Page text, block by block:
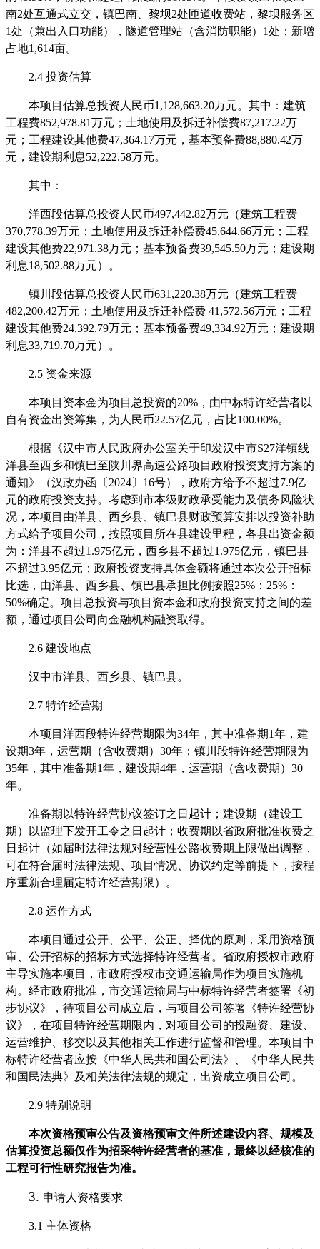
南2处互通式立交，镇巴南、黎坝2处匝道收费站，黎坝服务区
1处（兼出入口功能），隧道管理站（含消防职能）1处；新增
占地1,614亩。
2.4 投资估算
本项目估算总投资人民币1,128,663.20万元。其中：建筑
工程费852,978.81万元；土地使用及拆迁补偿费87,217.22万
元；工程建设其他费47,364.17万元，基本预备费88,880.42万
元，建设期利息52,222.58万元。
其中：
洋西段估算总投资人民币497,442.82万元（建筑工程费
370,778.39万元；土地使用及拆迁补偿费45,644.66万元；工程
建设其他费22,971.38万元；基本预备费39,545.50万元；建设期
利息18,502.88万元）。
镇川段估算总投资人民币631,220.38万元（建筑工程费
482,200.42万元；土地使用及拆迁补偿费 41,572.56万元；工程
建设其他费24,392.79万元；基本预备费49,334.92万元；建设期
利息33,719.70万元）。
2.5 资金来源
本项目资本金为项目总投资的20%，由中标特许经营者以
自有资金出资筹集，为人民币22.57亿元，占比100.00%。
根据《汉中市人民政府办公室关于印发汉中市S27洋镇线
洋县至西乡和镇巴至陕川界高速公路项目政府投资支持方案的
通知》（汉政办函〔2024〕16号），政府方给予不超过7.9亿
元的政府投资支持。考虑到市本级财政承受能力及债务风险状
况，本项目由洋县、西乡县、镇巴县财政预算安排以投资补助
方式给予项目公司，按照项目所在县建设里程，各县出资金额
为：洋县不超过1.975亿元，西乡县不超过1.975亿元，镇巴县
不超过3.95亿元；政府投资支持具体金额将通过本次公开招标
比选，由洋县、西乡县、镇巴县承担比例按照25%：25%：
50%确定。项目总投资与项目资本金和政府投资支持之间的差
额，通过项目公司向金融机构融资取得。
2.6 建设地点
汉中市洋县、西乡县、镇巴县。
2.7 特许经营期
本项目洋西段特许经营期限为34年，其中准备期1年，建
设期3年，运营期（含收费期）30年；镇川段特许经营期限为
35年，其中准备期1年，建设期4年，运营期（含收费期）30
年。
准备期以特许经营协议签订之日起计；建设期（建设工
期）以监理下发开工令之日起计；收费期以省政府批准收费之
日起计（如届时法律法规对经营性公路收费期上限做出调整，
可在符合届时法律法规、项目情况、协议约定等前提下，按程
序重新合理届定特许经营期限）。
2.8 运作方式
本项目通过公开、公平、公正、择优的原则，采用 资格预
审、 公开招标的招标方式选择特许经营者。省政府授权市政府
主导实施本项目，市政府授权市交通运输局作为项目实施机
构。经市政府批准，市交通运输局与中标特许经营者签署《初
步协议》，待项目公司成立后，与项目公司签署《特许经营协
议》，在项目特许经营期限内，对项目公司的投融资、建设、
运营维护、移交以及其他相关工作进行监督和管理。 本项目中
标特许经营者应按《中华人民共和国公司法》 、《中华人民共
和国民法典》
及相关法律法规的规定，出资成立项目公司。
2.9 特别说明
本次资格预审公告及资格预审文件所述建设内容、规模及
估算投资总额仅作为招采特许经营者的基准，最终以经核准的
工程可行性研究报告为准。
3. 申请人资格要求
3.1 主体资格